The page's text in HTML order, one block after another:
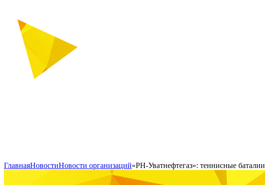
ГлавнаяНовостиНовости организаций«РН-Уватнефтегаз»: теннисные баталии